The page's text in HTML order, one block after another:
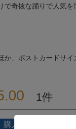
で奇抜な踊りで人気
か、ポストカードサ
1
購入者